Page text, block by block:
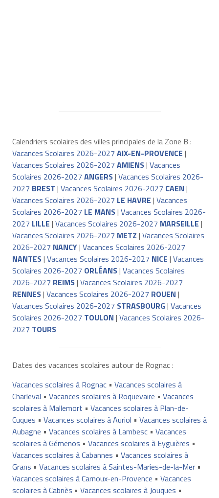
Calendriers scolaires des villes principales de la Zone B :
Vacances Scolaires 2026-2027 AIX-EN-PROVENCE |
Vacances Scolaires 2026-2027 AMIENS| Vacances
Scolaires 2026-2027 ANGERS| Vacances Scolaires 2026-
2027 BREST | Vacances Scolaires 2026-2027 CAEN |
Vacances Scolaires 2026-2027 LE HAVRE | Vacances
Scolaires 2026-2027 LE MANS| Vacances Scolaires 2026-
2027 LILLE | Vacances Scolaires 2026-2027 MARSEILLE |
Vacances Scolaires 2026-2027 METZ | Vacances Scolaires
2026-2027 NANCY| Vacances Scolaires 2026-2027
NANTES| Vacances Scolaires 2026-2027 NICE | Vacances
Scolaires 2026-2027 ORLÉANS| Vacances Scolaires
2026-2027 REIMS| Vacances Scolaires 2026-2027
RENNES| Vacances Scolaires 2026-2027 ROUEN |
Vacances Scolaires 2026-2027 STRASBOURG| Vacances
Scolaires 2026-2027 TOULON | Vacances Scolaires 2026-
2027 TOURS
Dates des vacances scolaires autour de Rognac :
Vacances scolaires à Rognac• Vacances scolaires à
Charleval • Vacances scolaires à Roquevaire • Vacances
scolaires à Mallemort • Vacances scolaires à Plan-de-
Cuques • Vacances scolaires à Auriol • Vacances scolaires à
Aubagne • Vacances scolaires à Lambesc• Vacances
scolaires à Gémenos • Vacances scolaires à Eyguières •
Vacances scolaires à Cabannes • Vacances scolaires à
Grans • Vacances scolaires à Saintes-Maries-de-la-Mer•
Vacances scolaires à Carnoux-en-Provence • Vacances
scolaires à Cabriès • Vacances scolaires à Jouques •